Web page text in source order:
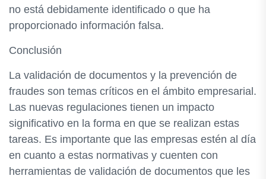
no está debidamente identificado o que ha
proporcionado información falsa.
Conclusión
La validación de documentos y la prevención de
fraudes son temas críticos en el ámbito empresarial.
Las nuevas regulaciones tienen un impacto
significativo en la forma en que se realizan estas
tareas. Es importante que las empresas estén al día
en cuanto a estas normativas y cuenten con
herramientas de validación de documentos que les